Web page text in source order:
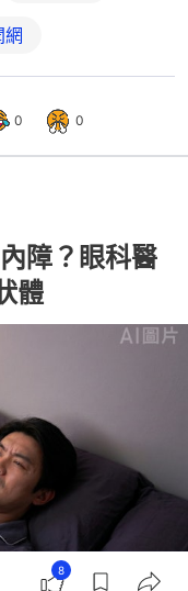
網
0 0
障？眼科醫
體
8